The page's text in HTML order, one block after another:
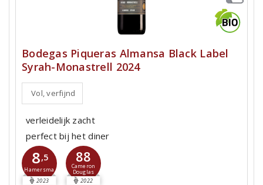
Bodegas Piqueras Almansa Black Label
Syrah-Monastrell 2024
Vol, verfijnd
verleidelijk zacht
perfect bij het diner
8,5
Hamersma
2023
88
Cameron
Douglas
2022